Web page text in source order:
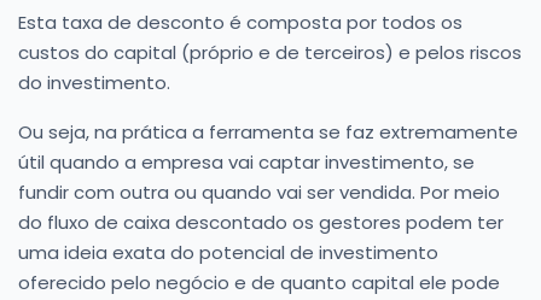
Esta taxa de desconto é composta por todos os
custos do capital (próprio e de terceiros) e pelos riscos
do investimento.
Ou seja, na prática a ferramenta se faz extremamente
útil quando a empresa vai captar investimento, se
fundir com outra ou quando vai ser vendida. Por meio
do fluxo de caixa descontado os gestores podem ter
uma ideia exata do potencial de investimento
oferecido pelo negócio e de quanto capital ele pode